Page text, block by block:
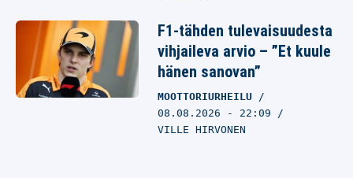
F1-tähden tulevaisuudesta
vihjaileva arvio – ”Et kuule
hänen sanovan”
MOOTTORIURHEILU
08.08.2026 - 22:09
VILLE HIRVONEN